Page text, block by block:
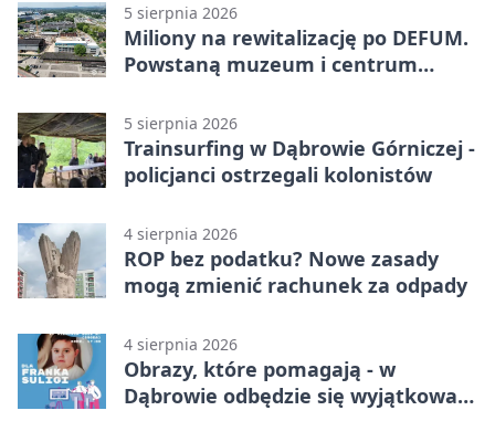
5 sierpnia 2026
Miliony na rewitalizację po DEFUM.
Powstaną muzeum i centrum
5 sierpnia 2026
Trainsurfing w Dąbrowie Górniczej -
policjanci ostrzegali kolonistów
4 sierpnia 2026
ROP bez podatku? Nowe zasady
mogą zmienić rachunek za odpady
4 sierpnia 2026
Obrazy, które pomagają - w
Dąbrowie odbędzie się wyjątkowa